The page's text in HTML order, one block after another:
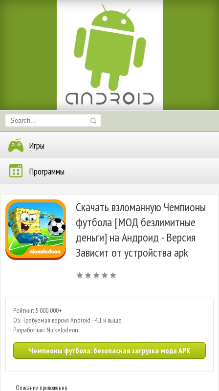
Игры
Программы
Скачать взломанную Чемпионы
футбола [МОД безлимитные
деньги] на Андроид - Версия
Зависит от устройства apk
Рейтинг: 5 000 000+
OS: Требуемая версия Android - 4.1 и выше
Разработчик: Nickelodeon
Чемпионы футбола: безопасная загрузка мода APK
Описание приложения